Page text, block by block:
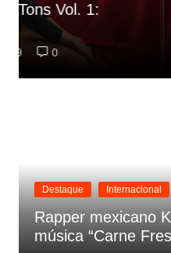
referencias do
música
Rociclei 22/01/
Destaque Internacional
Rapper mexicano
música “Carne